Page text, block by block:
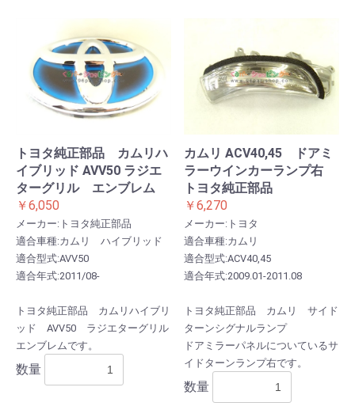
トヨタ純正部品 カムリハ
イブリッド AVV50 ラジエ
ターグリル エンブレム
￥6,050
メーカー:トヨタ純正部品
適合車種:カムリ ハイブリッド
適合型式:AVV50
適合年式:2011/08-
トヨタ純正部品 カムリハイブリ
ッド AVV50 ラジエターグリル
エンブレムです。
数量
カムリ ACV40,45 ドアミ
ラーウインカーランプ右
トヨタ純正部品
￥6,270
メーカー:トヨタ
適合車種:カムリ
適合型式:ACV40,45
適合年式:2009.01-2011.08
トヨタ純正部品 カムリ サイド
ターンシグナルランプ
ドアミラーパネルについているサ
イドターンランプ右です。
数量